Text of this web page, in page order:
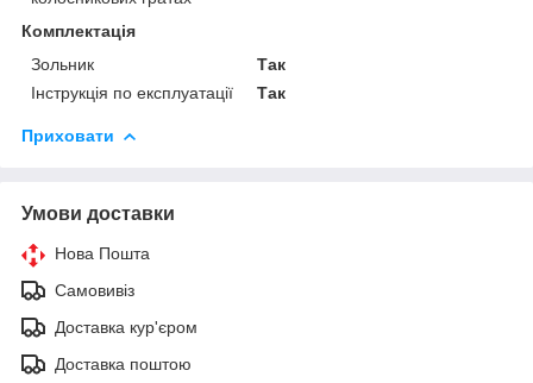
Комплектація
Зольник
Так
Інструкція по експлуатації
Так
Приховати
Умови доставки
Нова Пошта
Самовивіз
Доставка кур'єром
Доставка поштою